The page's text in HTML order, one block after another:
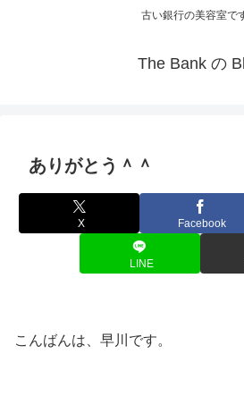
古い銀行の美容室で
The Bank の
ありがとう＾＾
X Facebook
LINE
こんばんは、早川です。